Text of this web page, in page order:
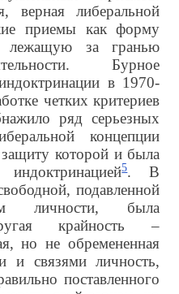
верная либеральной
приемы как форму
лежащую за гранью
Бурное
в 1970-
четких критериев
ряд серьезных
концепции
которой и была
5. В
подавленной
личности, была
крайность –
но не обремененная
и связями личность,
поставленного